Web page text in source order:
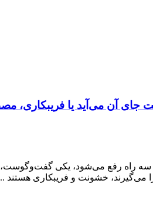
جای آن می‌آید یا فریبکاری،
از سه راه رفع می‌شود، یکی
می‌گیرند، خشونت و فریبکاری هستند